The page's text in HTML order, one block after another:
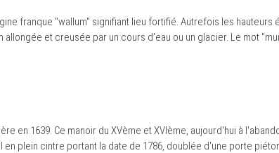
franque "wallum" signifiant lieu fortifié. Autrefois les hauteurs
et creusée par un cours d'eau ou un glacier. Le mot
en 1639. Ce manoir du XVème et XVIème, aujourd'hui à
plein cintre portant la date de 1786, doublée d'une porte